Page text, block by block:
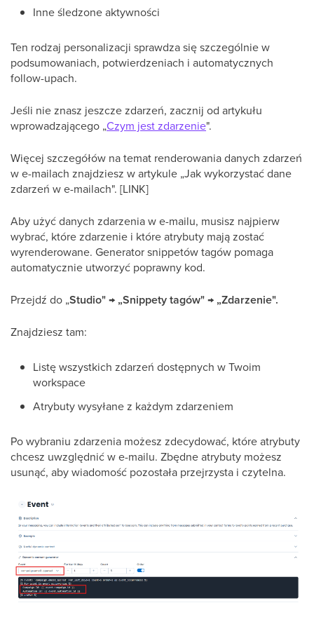
Inne śledzone aktywności
Ten rodzaj personalizacji sprawdza się szczególnie w
podsumowaniach, potwierdzeniach i automatycznych
follow-upach.
Jeśli nie znasz jeszcze zdarzeń, zacznij od artykułu
wprowadzającego „Czym jest zdarzenie".
Więcej szczegółów na temat renderowania danych zdarzeń
w e-mailach znajdziesz w artykule „Jak wykorzystać dane
zdarzeń w e-mailach". [LINK]
Aby użyć danych zdarzenia w e-mailu, musisz najpierw
wybrać, które zdarzenie i które atrybuty mają zostać
wyrenderowane. Generator snippetów tagów pomaga
automatycznie utworzyć poprawny kod.
Przejdź do „Studio" → „Snippety tagów" → „Zdarzenie".
Znajdziesz tam:
Listę wszystkich zdarzeń dostępnych w Twoim
workspace
Atrybuty wysyłane z każdym zdarzeniem
Po wybraniu zdarzenia możesz zdecydować, które atrybuty
chcesz uwzględnić w e-mailu. Zbędne atrybuty możesz
usunąć, aby wiadomość pozostała przejrzysta i czytelna.